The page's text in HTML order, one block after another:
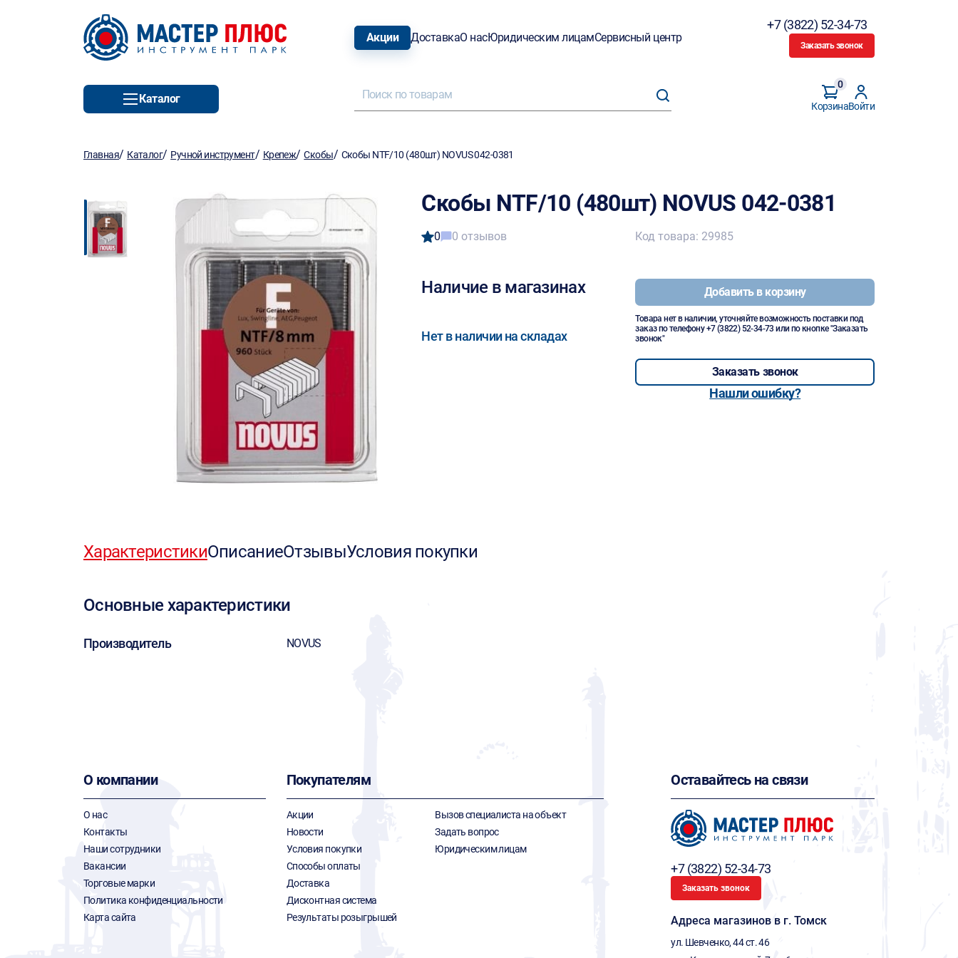
Акции ДоставкаО насЮридическим лицамСервисный центр
+7 (3822) 52-34-73
Заказать звонок
Каталог
Корзина
0
Войти
Главная/ Каталог/ Ручной инструмент/ Крепеж/Скобы/ Скобы NTF/10 (480шт) NOVUS 042-0381
Скобы NTF/10 (480шт) NOVUS 042-0381
0 0 отзывов
Наличие в магазинах
Нет в наличии на складах
Код товара: 29985
Добавить в корзину
Товара нет в наличии, уточняйте возможность поставки под
заказ по телефону+7 (3822) 52-34-73 или по кнопке "Заказать
звонок"
Заказать звонок
Нашли ошибку?
ХарактеристикиОписаниеОтзывыУсловия покупки
Основные характеристики
Производитель NOVUS
О компании
О нас
Контакты
Наши сотрудники
Вакансии
Торговые марки
Политика конфиденциальности
Карта сайта
Покупателям
Акции
Новости
Условия покупки
Способы оплаты
Доставка
Дисконтная система
Результаты розыгрышей
Вызов специалиста на объект
Задать вопрос
Юридическим лицам
Оставайтесь на связи
+7 (3822) 52-34-73
Заказать звонок
Адреса магазинов в г. Томск
ул. Шевченко, 44 ст. 46